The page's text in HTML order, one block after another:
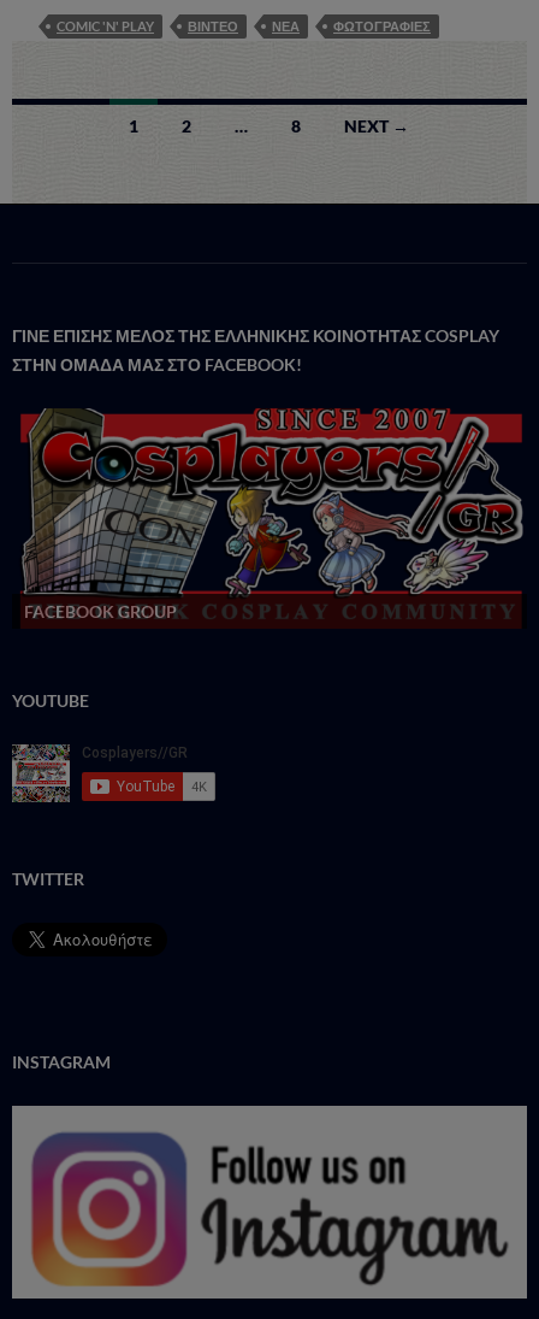
COMIC 'N' PLAY ΒΙΝΤΕΟ ΝΕΑ ΦΩΤΟΓΡΑΦΙΕΣ
1 2 … 8 NEXT →
ΓΙΝΕ ΕΠΙΣΗΣ ΜΕΛΟΣ ΤΗΣ ΕΛΛΗΝΙΚΗΣ ΚΟΙΝΟΤΗΤΑΣ COSPLAY
ΣΤΗΝ ΟΜΑΔΑ ΜΑΣ ΣΤΟ FACΕBOOK!
FACEBOOK GROUP
YOUTUBE
TWITTER
INSTAGRAM